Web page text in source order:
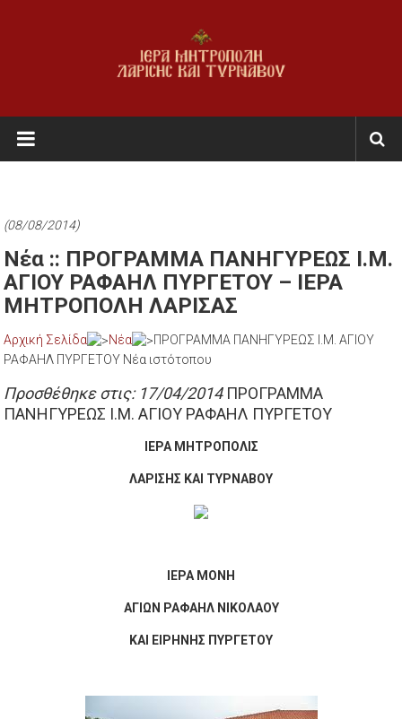
Ι.Μ.
Λαρίσης
Τυρνάβου
Εκκλησία
της
Ελλάδος
(08/08/2014)
Νέα :: ΠΡΟΓΡΑΜΜΑ ΠΑΝΗΓΥΡΕΩΣ Ι.Μ.
ΑΓΙΟΥ ΡΑΦΑΗΛ ΠΥΡΓΕΤΟΥ – ΙΕΡΑ
ΜΗΤΡΟΠΟΛΗ ΛΑΡΙΣΑΣ
Αρχική Σελίδα Νέα
ΠΡΟΓΡΑΜΜΑ ΠΑΝΗΓΥΡΕΩΣ Ι.Μ. ΑΓΙΟΥ
ΡΑΦΑΗΛ ΠΥΡΓΕΤΟΥ Νέα ιστότοπου
Προσθέθηκε στις: 17/04/2014ΠΡΟΓΡΑΜΜΑ
ΠΑΝΗΓΥΡΕΩΣ Ι.Μ. ΑΓΙΟΥ ΡΑΦΑΗΛ ΠΥΡΓΕΤΟΥ
ΙΕΡΑ ΜΗΤΡΟΠΟΛΙΣ
ΛΑΡΙΣΗΣ ΚΑΙ ΤΥΡΝΑΒΟΥ
ΙΕΡΑ ΜΟΝΗ
ΑΓΙΩΝ ΡΑΦΑΗΛ ΝΙΚΟΛΑΟΥ
ΚΑΙ ΕΙΡΗΝΗΣ ΠΥΡΓΕΤΟΥ